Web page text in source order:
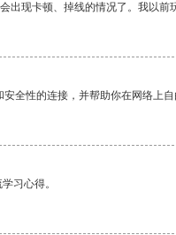
出现卡顿、掉线的情况了。我以前
全性的连接，并帮助你在网络上自
习心得。